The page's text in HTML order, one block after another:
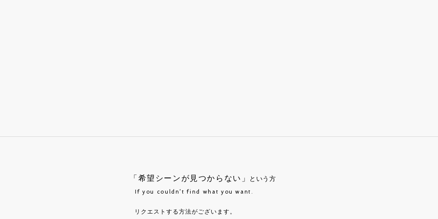
「希望シーンが見つからない」 という方
If you couldn’t find what you want.
リクエストする方法がございます。